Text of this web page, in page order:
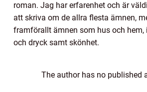
roman. Jag har erfarenhet och är
att skriva om de allra flesta ämnen,
framförallt ämnen som hus och hem,
och dryck samt skönhet.
The author has no published